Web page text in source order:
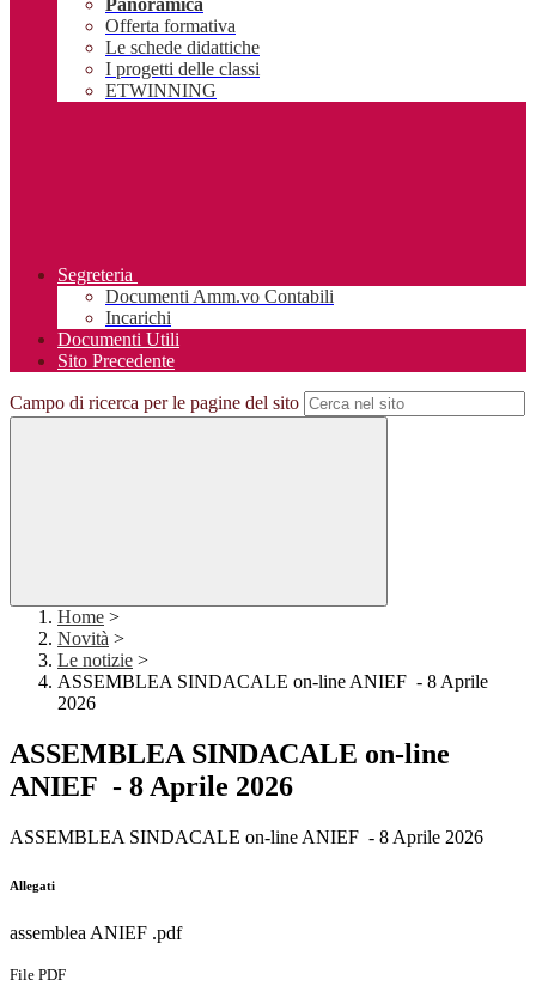
Panoramica
Offerta formativa
Le schede didattiche
I progetti delle classi
ETWINNING
Segreteria
Documenti Amm.vo Contabili
Incarichi
Documenti Utili
Sito Precedente
Campo di ricerca per le pagine del sito
Home >
Novità >
Le notizie >
ASSEMBLEA SINDACALE on-line ANIEF - 8 Aprile
2026
ASSEMBLEA SINDACALE on-line
ANIEF - 8 Aprile 2026
ASSEMBLEA SINDACALE on-line ANIEF - 8 Aprile 2026
Allegati
assemblea ANIEF .pdf
File PDF